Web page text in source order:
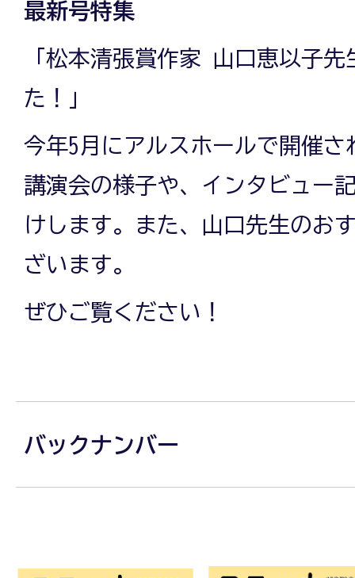
最新号特集
「松本清張賞作家 山口恵以子
た！」
今年5月にアルスホールで開催
講演会の様子や、インタビュー
けします。また、山口先生のお
ざいます。
ぜひご覧ください！
バックナンバー